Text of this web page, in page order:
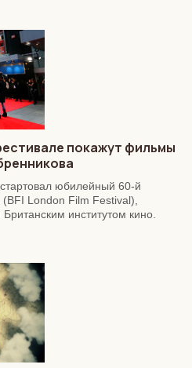
покажут фильмы
юбилейный 60-й
London Film Festival),
институтом кино.